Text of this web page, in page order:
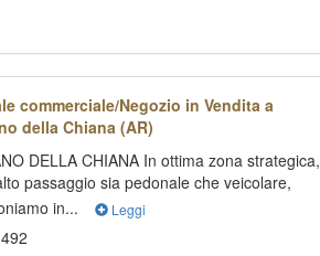
commerciale/Negozio in Vendita a
della Chiana (AR)
DELLA CHIANA In ottima zona strategica,
passaggio sia pedonale che veicolare,
in...
Leggi